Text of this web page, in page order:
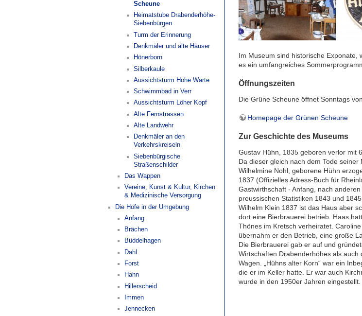
Scheune
Heimatstube Drabenderhöhe-
Siebenbürgen
Turm der Erinnerung
Denkmäler und alte Häuser
Hönerborn
Silberkaule
Aussichtsturm Hohe Warte
Schwimmbad in Verr
Aussichtsturm Löher Kopf
Alte Fernstrassen
Alte Landwehr
Denkmäler an den
Verkehrskreiseln
Siebenbürgische
Straßenschilder
Das Wappen
Vereine, Kunst & Kultur, Kirchen
& Medizinische Versorgung
Die Höfe in der Umgebung
Anfang
Brächen
Büddelhagen
Dahl
Forst
Hahn
Hillerscheid
Immen
Jennecken
Im Museum sind historische
es ein umfangreiches
Öffnungszeiten
Die Grüne Scheune öffnet Sonntags
Homepage der Grünen Scheune
Zur Geschichte des Museums
Gustav Hühn, 1835 geboren verlor mit
Da dieser gleich nach dem Tode
Wilhelmine Nohl, geborene Hühn
1837 (Offizielles Adress-Buch für
Gastwirthschaft - Anfang, nach
preussischen Statistiken 1843 und
Wilhelm Klein 1837 ist das Haus aber
dort eine Bierbrauerei betrieb. Haas
Thönes im Kretsch verheiratet.
übernahm er den Betrieb, eine große
Die Bierbrauerei gab er auf und
Wirtschaften Drabenderhöhes als
Wagen. „Hühns alter Korn“ war ein
die er im Keller hatte. Er war auch
wurde in den 1950er Jahren eingestellt.